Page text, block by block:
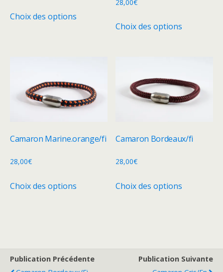
Choix des options
options
peuvent
être
sur
28,00€
Choix des options
Les
options
peuvent
choisies
Camaron Marine.orange/fi
28,00€
Choix des options
options
peuvent
Camaron Bordeaux/fi
28,00€
Choix des options
options
peuvent
Publication Précédente
Publication Suivante